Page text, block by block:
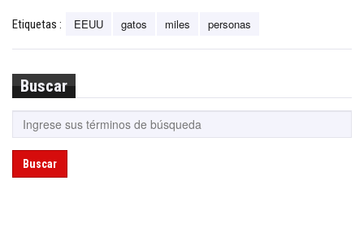
Etiquetas : EEUU gatos miles personas
Buscar
Buscar